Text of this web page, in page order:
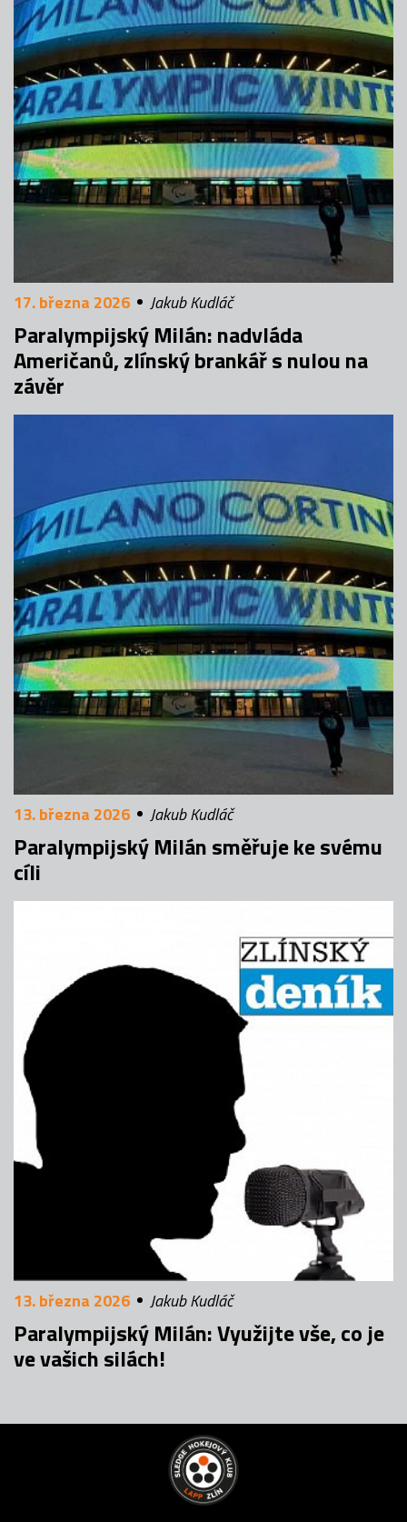
17. března 2026 Jakub Kudláč
Paralympijský Milán: nadvláda
Američanů, zlínský brankář s nulou na
závěr
13. března 2026 Jakub Kudláč
Paralympijský Milán směřuje ke svému
cíli
13. března 2026 Jakub Kudláč
Paralympijský Milán: Využijte vše, co je
ve vašich silách!